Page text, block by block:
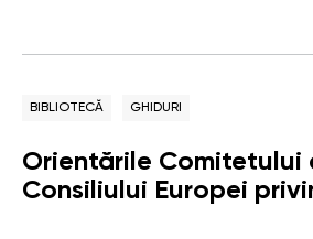
BIBLIOTECĂ GHIDURI
Orientările Comitetului
Consiliului Europei